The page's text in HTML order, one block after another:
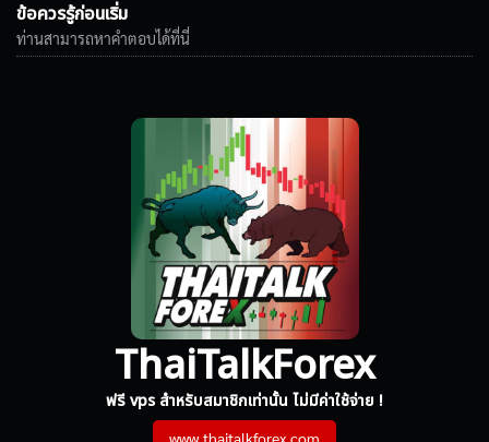
ข้อควรรู้ก่อนเริ่ม
ท่านสามารถหาคำตอบได้ที่นี่
ThaiTalkForex
ฟรี vps สำหรับสมาชิกเท่านั้น ไม่มีค่าใช้จ่าย !
www.thaitalkforex.com